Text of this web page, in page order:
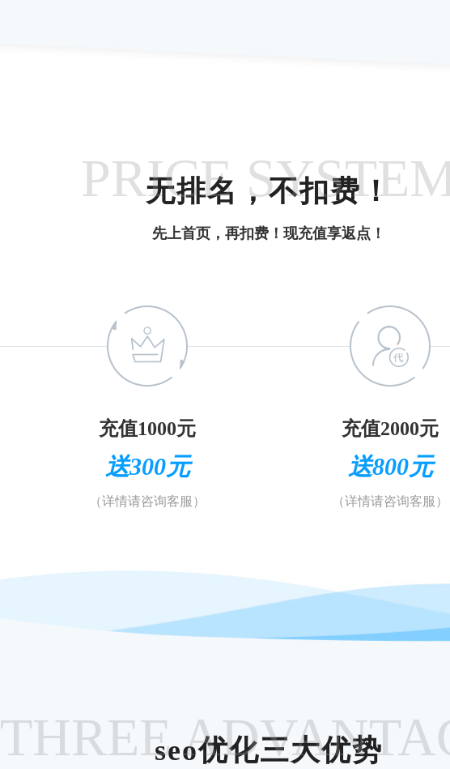
PRICE
无排名，不扣费！
先上首页，再扣费！现充值享返点！
充值1000元
送300元
（详情请咨询客服）
充值2000元
送800元
（详情请咨询客服）
THREEseo优化三大优势